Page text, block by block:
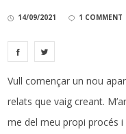
14/09/2021 1 COMMENT
Vull començar un nou
relats que vaig creant.
me del meu propi procés